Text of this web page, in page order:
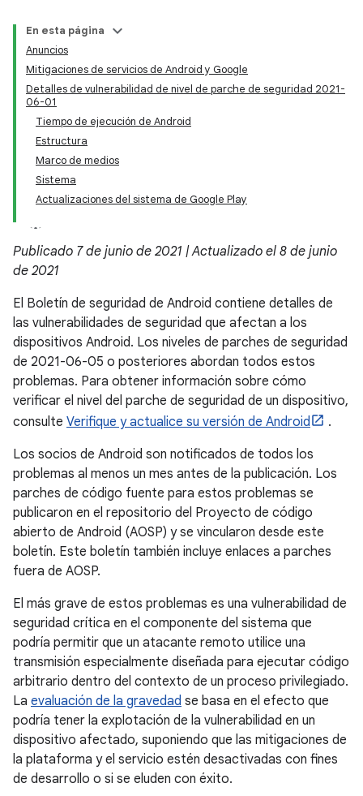
En esta página
Anuncios
Mitigaciones de servicios de Android y Google
Detalles de vulnerabilidad de nivel de parche de seguridad 2021-
06-01
Tiempo de ejecución de Android
Estructura
Marco de medios
Sistema
Actualizaciones del sistema de Google Play
Publicado 7 de junio de 2021 | Actualizado el 8 de junio
de 2021
El Boletín de seguridad de Android contiene detalles de
las vulnerabilidades de seguridad que afectan a los
dispositivos Android. Los niveles de parches de seguridad
de 2021-06-05 o posteriores abordan todos estos
problemas. Para obtener información sobre cómo
verificar el nivel del parche de seguridad de un dispositivo,
consulte Verifique y actualice su versión de Android
.
Los socios de Android son notificados de todos los
problemas al menos un mes antes de la publicación. Los
parches de código fuente para estos problemas se
publicaron en el repositorio del Proyecto de código
abierto de Android (AOSP) y se vincularon desde este
boletín. Este boletín también incluye enlaces a parches
fuera de AOSP.
El más grave de estos problemas es una vulnerabilidad de
seguridad crítica en el componente del sistema que
podría permitir que un atacante remoto utilice una
transmisión especialmente diseñada para ejecutar código
arbitrario dentro del contexto de un proceso privilegiado.
La evaluación de la gravedad se basa en el efecto que
podría tener la explotación de la vulnerabilidad en un
dispositivo afectado, suponiendo que las mitigaciones de
la plataforma y el servicio estén desactivadas con fines
de desarrollo o si se eluden con éxito.